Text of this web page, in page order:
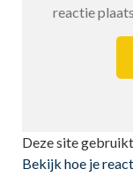
reactie
Deze site
Bekijk hoe je